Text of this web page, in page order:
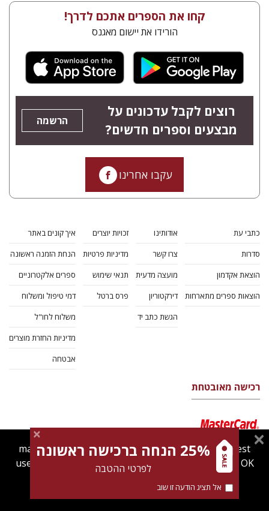
קחו את הספרים אתכם לדרך!
הורידו את יישום מאגנס
רוצים לקבל עדכונים על
מבצעים וספרים חדשים?
הרשמה
עקבו אחרינו
כתבי עת
סדרות
הוצאת אקדמון
הוצאות ספרים מתארחות
אודותינו
צרו קשר
מועצה מדעית
דירקטוריון
הגשת כתב יד
זכויות יוצרים
מדיניות פרטיות
תנאי שימוש
פרס ברטל
איך קונים באתר
הנחת הזמנה ראשונה
ספרים אלקטרוניים
דמי טיפול ומשלוח
משלוח לחו"ל
מדיניות החזרת מוצרים
אבטחה
רכישה מאובטחת
magnespress.co.il uses cookies to give you the best
user experience. Using this website means you're OK
Find out more about ourcookies policy
25% הנחה ברכישה ראשונה
לפרטי ההטבה
אל תציג הודעה זו שוב